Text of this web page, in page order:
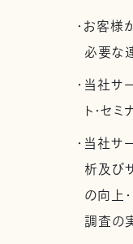
・お客様
必要な
・当社サ
ト・セ
・当社サ
析及び
の向上
調査の